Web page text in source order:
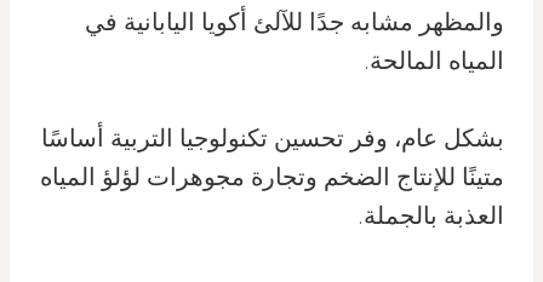
والمظهر مشابه جدًا للآلئ أكويا اليابانية في
المياه المالحة.
بشكل عام، وفر تحسين تكنولوجيا التربية أساسًا
متينًا للإنتاج الضخم وتجارة مجوهرات لؤلؤ المياه
العذبة بالجملة.